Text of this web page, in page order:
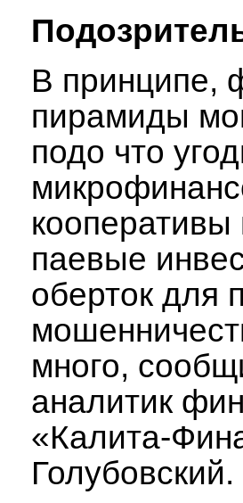
В принципе,
пирамиды
подо что
паевые
оберток для
много,
аналитик
«Калита-
Голубовский.